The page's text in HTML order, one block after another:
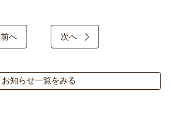
前へ 次へ
お知らせ一覧をみる